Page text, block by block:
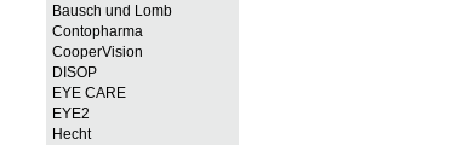
Bausch und Lomb
Contopharma
CooperVision
DISOP
EYE CARE
EYE2
Hecht